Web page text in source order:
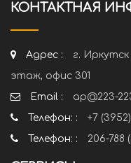
КОНТАКТНАЯ
Адрес :
г.
этаж, офис 301
Email :
ap@223-
Телефон: :
+7
Телефон: :
206-788